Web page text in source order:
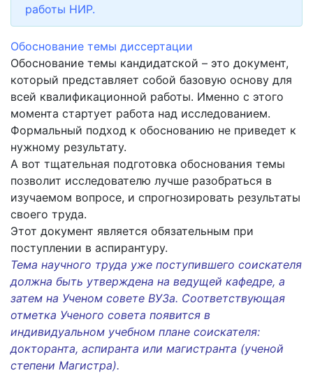
работы НИР.
Обоснование темы диссертации
Обоснование темы кандидатской – это документ,
который представляет собой базовую основу для
всей квалификационной работы. Именно с этого
момента стартует работа над исследованием.
Формальный подход к обоснованию не приведет к
нужному результату.
А вот тщательная подготовка обоснования темы
позволит исследователю лучше разобраться в
изучаемом вопросе, и спрогнозировать результаты
своего труда.
Этот документ является обязательным при
поступлении в аспирантуру.
Тема научного труда уже поступившего соискателя
должна быть утверждена на ведущей кафедре, а
затем на Ученом совете ВУЗа. Соответствующая
отметка Ученого совета появится в
индивидуальном учебном плане соискателя:
докторанта, аспиранта или магистранта (ученой
степени Магистра).